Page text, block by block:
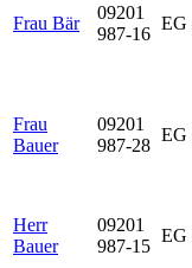
Frau Bär
09201
987-16
EG
Frau
Bauer
09201
987-28
EG
Herr
Bauer
09201
987-15
EG